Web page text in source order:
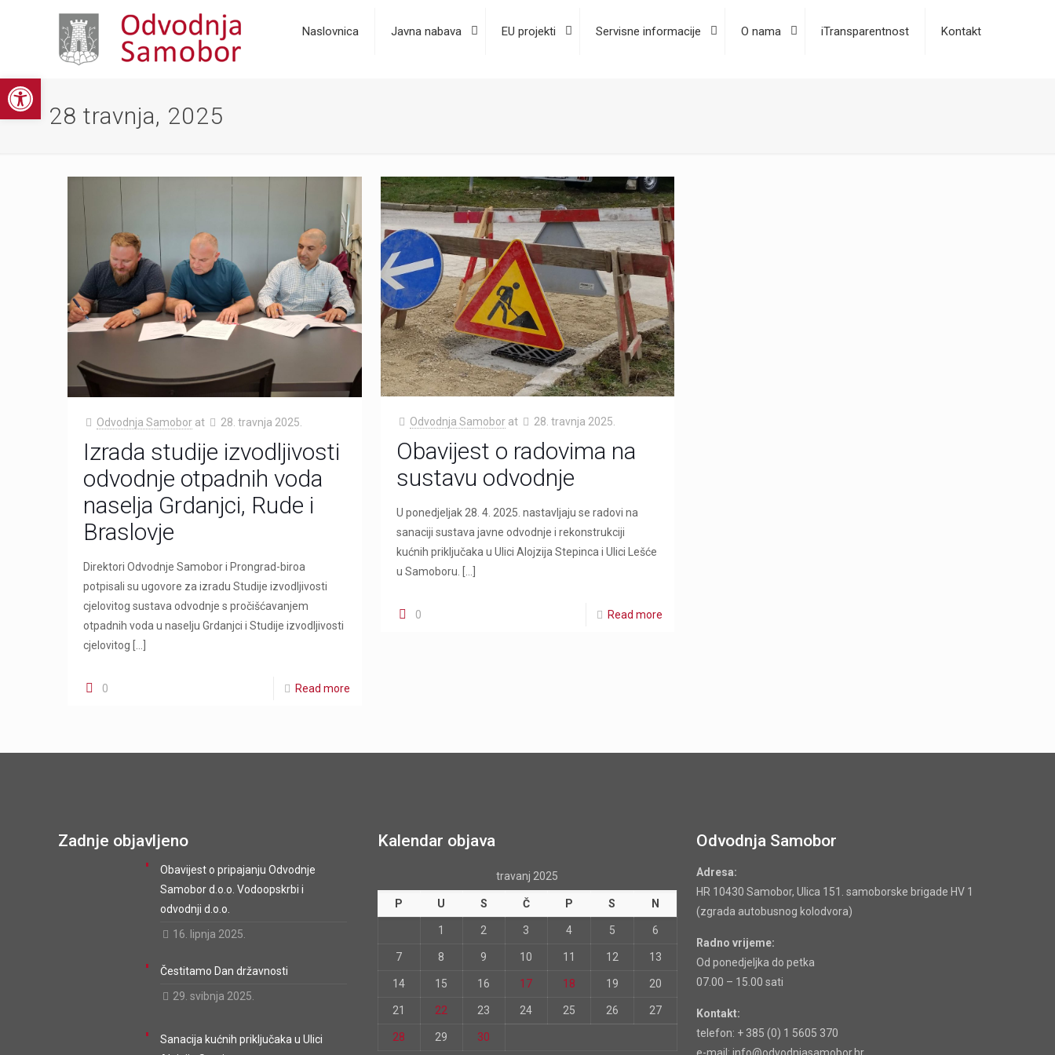
Open toolbar
Naslovnica Javna nabava EU projekti Servisne informacije O nama iTransparentnost Kontakt
28 travnja, 2025
Odvodnja Samobor at 28. travnja 2025.
Izrada studije izvodljivosti
odvodnje otpadnih voda
naselja Grdanjci, Rude i
Braslovje
Direktori Odvodnje Samobor i Prongrad-biroa
potpisali su ugovore za izradu Studije izvodljivosti
cjelovitog sustava odvodnje s pročišćavanjem
otpadnih voda u naselju Grdanjci i Studije izvodljivosti
cjelovitog
0 Read more
Odvodnja Samobor at 28. travnja 2025.
Obavijest o radovima na
sustavu odvodnje
U ponedjeljak 28. 4. 2025. nastavljaju se radovi na
sanaciji sustava javne odvodnje i rekonstrukciji
kućnih priključaka u Ulici Alojzija Stepinca i Ulici Lešće
u Samoboru. […]
0 Read more
Zadnje objavljeno
Obavijest o pripajanju Odvodnje
Samobor d.o.o. Vodoopskrbi i
odvodnji d.o.o.
16. lipnja 2025.
Čestitamo Dan državnosti
29. svibnja 2025.
Sanacija kućnih priključaka u Ulici
Kalendar objava
travanj 2025
P U S Č P S N
1 2 3 4 5 6
7 8 9 10 11 12 13
14 15 16 17 18 19 20
21 22 23 24 25 26 27
28 29 30
Odvodnja Samobor
Adresa:
HR 10430 Samobor, Ulica 151. samoborske brigade HV 1
(zgrada autobusnog kolodvora)
Radno vrijeme:
Od ponedjeljka do petka
07.00 – 15.00 sati
Kontakt:
telefon: + 385 (0) 1 5605 370